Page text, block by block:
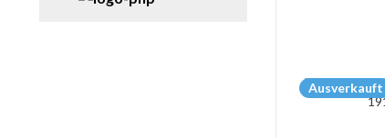
Ausverkauft